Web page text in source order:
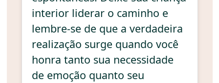
interior liderar o caminho e
lembre-se de que a verdadeira
realização surge quando você
honra tanto sua necessidade
de emoção quanto seu